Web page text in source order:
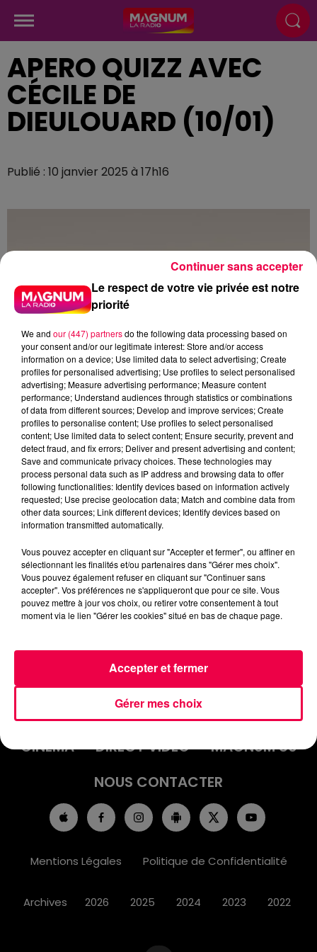
APERO QUIZZ AVEC
CÉCILE DE
DIEULOUARD (10/01)
Publié : 10 janvier 2025 à 17h16
podcasts/2025/01/20250110-APERO-QUIZZ.mp3
INFOS
EMISSIONS
JEUX
PODCASTS
CINÉMA
DIRECT VIDÉO
MAGNUM 80
NOUS CONTACTER
Mentions Légales Politique de Confidentialité
Archives 2026 2025 2024 2023 2022
Le respect de votre vie privée est notre
priorité
We and our (447) partnersdo the following data processing based on
your consent and/or our legitimate interest: Store and/or access
information on a device; Use limited data to select advertising; Create
profiles for personalised advertising; Use profiles to select personalised
advertising; Measure advertising performance; Measure content
performance; Understand audiences through statistics or combinations
of data from different sources; Develop and improve services; Create
profiles to personalise content; Use profiles to select personalised
content; Use limited data to select content; Ensure security, prevent and
detect fraud, and fix errors; Deliver and present advertising and content;
Save and communicate privacy choices. These technologies may
process personal data such as IP address and browsing data to offer
following functionalities: Identify devices based on information actively
requested; Use precise geolocation data; Match and combine data from
other data sources; Link different devices; Identify devices based on
information transmitted automatically.
Vous pouvez accepter en cliquant sur "Accepter et fermer", ou affiner en
sélectionnant les finalités et/ou partenaires dans "Gérer mes choix".
Vous pouvez également refuser en cliquant sur "Continuer sans
accepter". Vos préférences ne s'appliqueront que pour ce site. Vous
pouvez mettre à jour vos choix, ou retirer votre consentement à tout
moment via le lien "Gérer les cookies" situé en bas de chaque page.
Gérer mes choix
Accepter et fermer
Continuer sans accepter